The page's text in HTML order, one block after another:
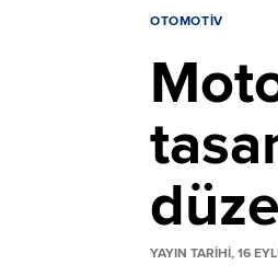
OTOMOTIV
YAYIN TARİHİ, 16